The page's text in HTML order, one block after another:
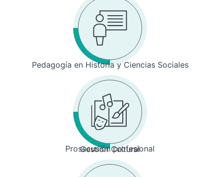
Pedagogía en Historia y Ciencias Sociales
Prosecusión profesional
Gestión Cultural